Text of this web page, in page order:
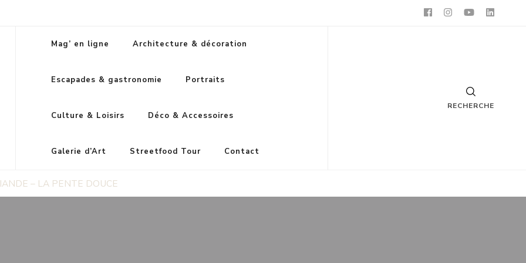
Mag’ en ligne Architecture & décoration
Escapades & gastronomie Portraits
Culture & Loisirs Déco & Accessoires
Galerie d’Art Streetfood Tour Contact
RECHERCHE
– LA PENTE DOUCE